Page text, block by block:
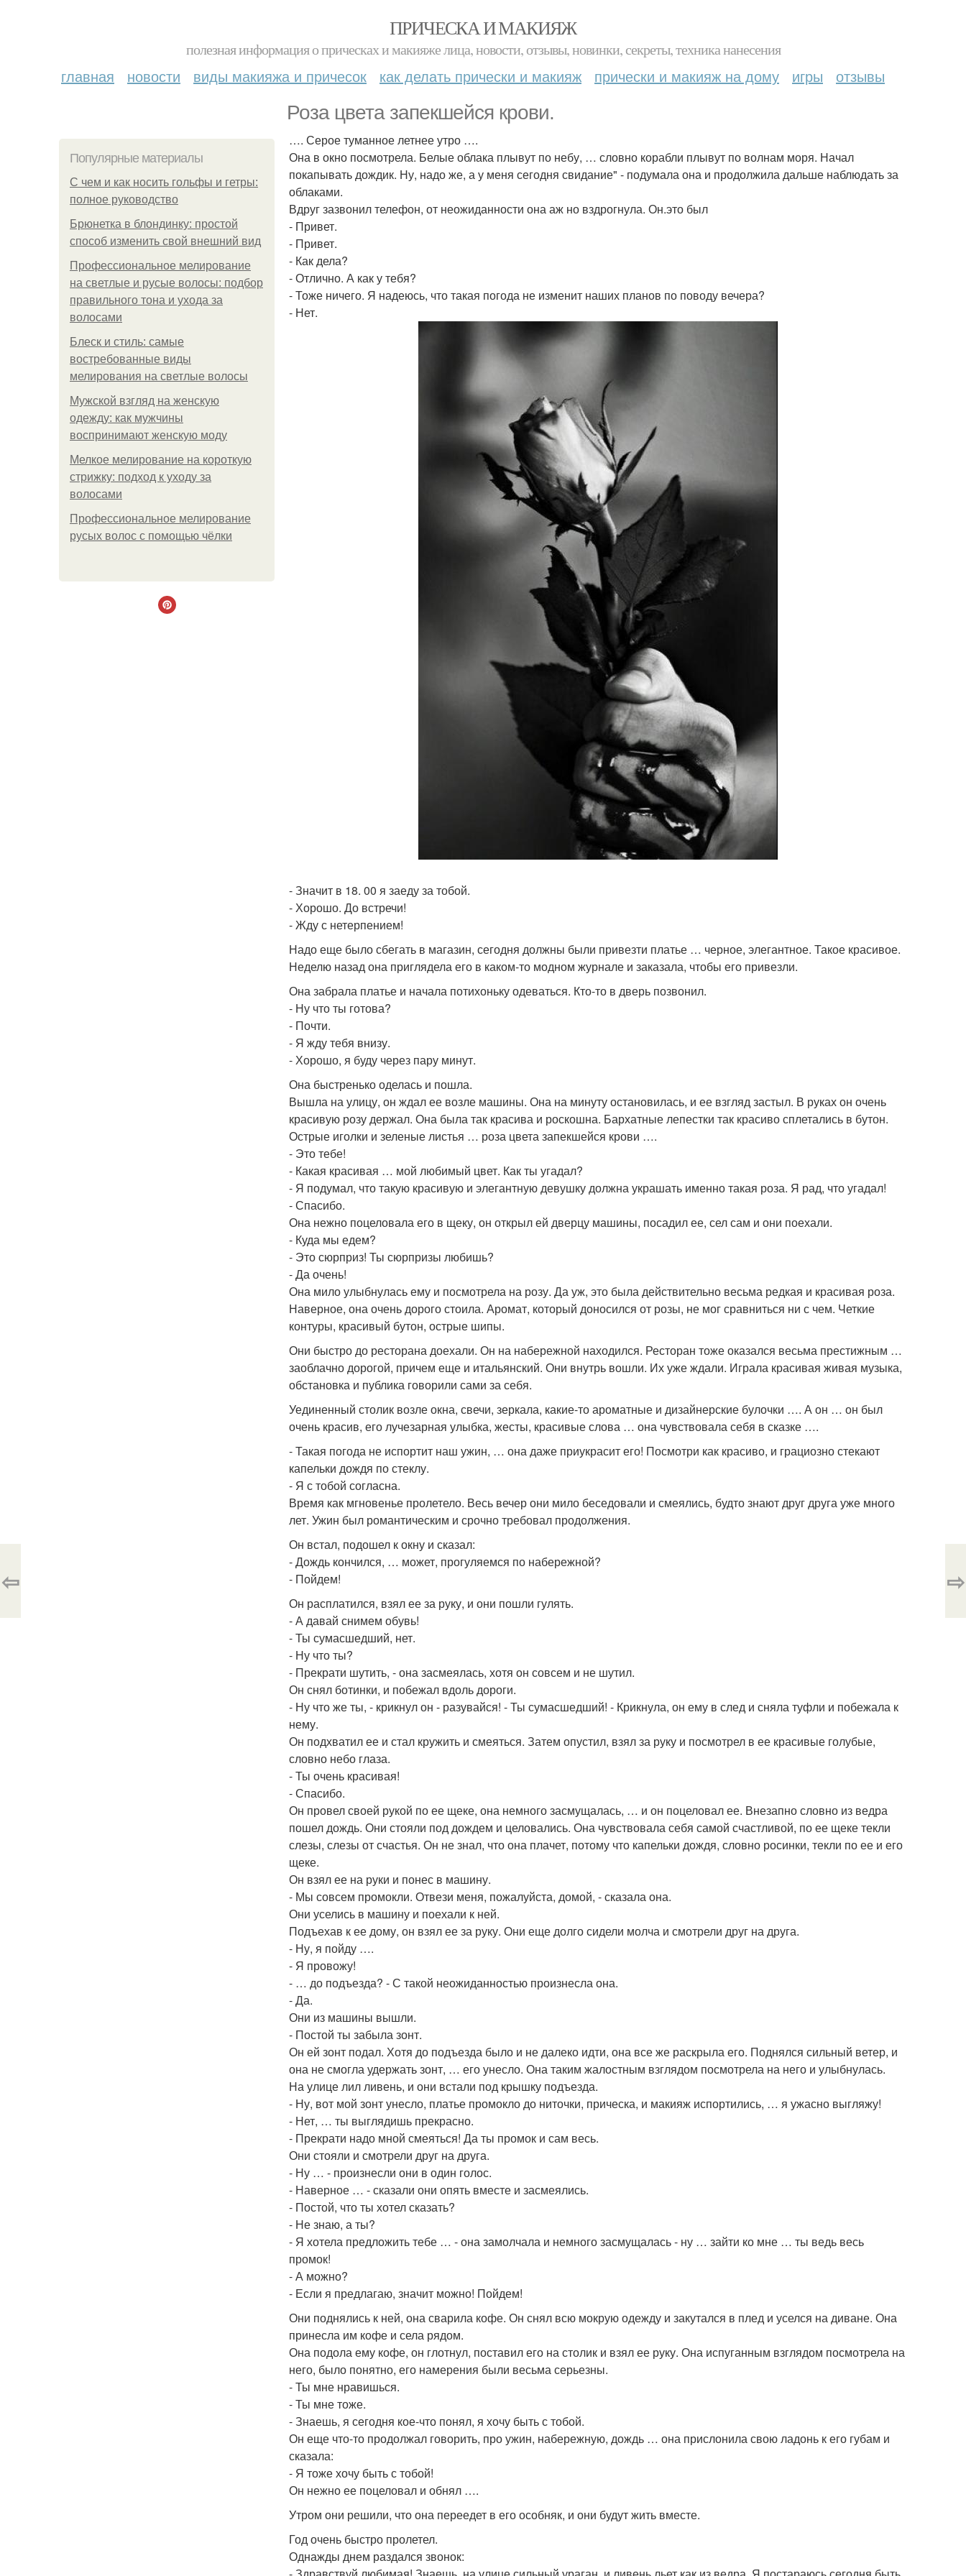
ПРИЧЕСКА И МАКИЯЖ
полезная информация о прическах и макияже лица, новости, отзывы, новинки, секреты, техника нанесения
главная новости виды макияжа и причесок как делать прически и макияж прически и макияж на дому игры отзывы
Роза цвета запекшейся крови.
Популярные материалы
С чем и как носить гольфы и гетры:
полное руководство
Брюнетка в блондинку: простой
способ изменить свой внешний вид
Профессиональное мелирование
на светлые и русые волосы: подбор
правильного тона и ухода за
волосами
Блеск и стиль: самые
востребованные виды
мелирования на светлые волосы
Мужской взгляд на женскую
одежду: как мужчины
воспринимают женскую моду
Мелкое мелирование на короткую
стрижку: подход к уходу за
волосами
Профессиональное мелирование
русых волос с помощью чёлки
…. Серое туманное летнее утро ….
Она в окно посмотрела. Белые облака плывут по небу, … словно корабли плывут по волнам моря. Начал
покапывать дождик. Ну, надо же, а у меня сегодня свидание" - подумала она и продолжила дальше наблюдать за
облаками.
Вдруг зазвонил телефон, от неожиданности она аж но вздрогнула. Он.это был
- Привет.
- Привет.
- Как дела?
- Отлично. А как у тебя?
- Тоже ничего. Я надеюсь, что такая погода не изменит наших планов по поводу вечера?
- Нет.
- Значит в 18. 00 я заеду за тобой.
- Хорошо. До встречи!
- Жду с нетерпением!
Надо еще было сбегать в магазин, сегодня должны были привезти платье … черное, элегантное. Такое красивое.
Неделю назад она приглядела его в каком-то модном журнале и заказала, чтобы его привезли.
Она забрала платье и начала потихоньку одеваться. Кто-то в дверь позвонил.
- Ну что ты готова?
- Почти.
- Я жду тебя внизу.
- Хорошо, я буду через пару минут.
Она быстренько оделась и пошла.
Вышла на улицу, он ждал ее возле машины. Она на минуту остановилась, и ее взгляд застыл. В руках он очень
красивую розу держал. Она была так красива и роскошна. Бархатные лепестки так красиво сплетались в бутон.
Острые иголки и зеленые листья … роза цвета запекшейся крови ….
- Это тебе!
- Какая красивая … мой любимый цвет. Как ты угадал?
- Я подумал, что такую красивую и элегантную девушку должна украшать именно такая роза. Я рад, что угадал!
- Спасибо.
Она нежно поцеловала его в щеку, он открыл ей дверцу машины, посадил ее, сел сам и они поехали.
- Куда мы едем?
- Это сюрприз! Ты сюрпризы любишь?
- Да очень!
Она мило улыбнулась ему и посмотрела на розу. Да уж, это была действительно весьма редкая и красивая роза.
Наверное, она очень дорого стоила. Аромат, который доносился от розы, не мог сравниться ни с чем. Четкие
контуры, красивый бутон, острые шипы.
Они быстро до ресторана доехали. Он на набережной находился. Ресторан тоже оказался весьма престижным …
заоблачно дорогой, причем еще и итальянский. Они внутрь вошли. Их уже ждали. Играла красивая живая музыка,
обстановка и публика говорили сами за себя.
Уединенный столик возле окна, свечи, зеркала, какие-то ароматные и дизайнерские булочки …. А он … он был
очень красив, его лучезарная улыбка, жесты, красивые слова … она чувствовала себя в сказке ….
- Такая погода не испортит наш ужин, … она даже приукрасит его! Посмотри как красиво, и грациозно стекают
капельки дождя по стеклу.
- Я с тобой согласна.
Время как мгновенье пролетело. Весь вечер они мило беседовали и смеялись, будто знают друг друга уже много
лет. Ужин был романтическим и срочно требовал продолжения.
Он встал, подошел к окну и сказал:
- Дождь кончился, … может, прогуляемся по набережной?
- Пойдем!
Он расплатился, взял ее за руку, и они пошли гулять.
- А давай снимем обувь!
- Ты сумасшедший, нет.
- Ну что ты?
- Прекрати шутить, - она засмеялась, хотя он совсем и не шутил.
Он снял ботинки, и побежал вдоль дороги.
- Ну что же ты, - крикнул он - разувайся! - Ты сумасшедший! - Крикнула, он ему в след и сняла туфли и побежала к
нему.
Он подхватил ее и стал кружить и смеяться. Затем опустил, взял за руку и посмотрел в ее красивые голубые,
словно небо глаза.
- Ты очень красивая!
- Спасибо.
Он провел своей рукой по ее щеке, она немного засмущалась, … и он поцеловал ее. Внезапно словно из ведра
пошел дождь. Они стояли под дождем и целовались. Она чувствовала себя самой счастливой, по ее щеке текли
слезы, слезы от счастья. Он не знал, что она плачет, потому что капельки дождя, словно росинки, текли по ее и его
щеке.
Он взял ее на руки и понес в машину.
- Мы совсем промокли. Отвези меня, пожалуйста, домой, - сказала она.
Они уселись в машину и поехали к ней.
Подъехав к ее дому, он взял ее за руку. Они еще долго сидели молча и смотрели друг на друга.
- Ну, я пойду ….
- Я провожу!
- … до подъезда? - С такой неожиданностью произнесла она.
- Да.
Они из машины вышли.
- Постой ты забыла зонт.
Он ей зонт подал. Хотя до подъезда было и не далеко идти, она все же раскрыла его. Поднялся сильный ветер, и
она не смогла удержать зонт, … его унесло. Она таким жалостным взглядом посмотрела на него и улыбнулась.
На улице лил ливень, и они встали под крышку подъезда.
- Ну, вот мой зонт унесло, платье промокло до ниточки, прическа, и макияж испортились, … я ужасно выгляжу!
- Нет, … ты выглядишь прекрасно.
- Прекрати надо мной смеяться! Да ты промок и сам весь.
Они стояли и смотрели друг на друга.
- Ну … - произнесли они в один голос.
- Наверное … - сказали они опять вместе и засмеялись.
- Постой, что ты хотел сказать?
- Не знаю, а ты?
- Я хотела предложить тебе … - она замолчала и немного засмущалась - ну … зайти ко мне … ты ведь весь
промок!
- А можно?
- Если я предлагаю, значит можно! Пойдем!
Они поднялись к ней, она сварила кофе. Он снял всю мокрую одежду и закутался в плед и уселся на диване. Она
принесла им кофе и села рядом.
Она подола ему кофе, он глотнул, поставил его на столик и взял ее руку. Она испуганным взглядом посмотрела на
него, было понятно, его намерения были весьма серьезны.
- Ты мне нравишься.
- Ты мне тоже.
- Знаешь, я сегодня кое-что понял, я хочу быть с тобой.
Он еще что-то продолжал говорить, про ужин, набережную, дождь … она прислонила свою ладонь к его губам и
сказала:
- Я тоже хочу быть с тобой!
Он нежно ее поцеловал и обнял ….
Утром они решили, что она переедет в его особняк, и они будут жить вместе.
Год очень быстро пролетел.
Однажды днем раздался звонок:
⇦ ⇨